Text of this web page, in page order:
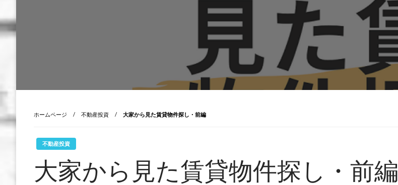
ホームページ 不動産投資 大家から見た賃貸物件探し・前編
不動産投資
大家から見た賃貸物件探し・前編